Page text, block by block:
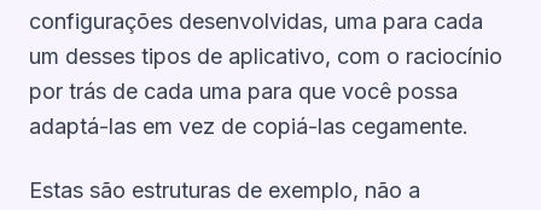
configurações desenvolvidas, uma para cada
um desses tipos de aplicativo, com o raciocínio
por trás de cada uma para que você possa
adaptá-las em vez de copiá-las cegamente.
Estas são estruturas de exemplo, não a